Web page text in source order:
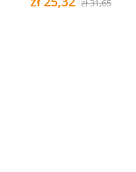
zł 31,65